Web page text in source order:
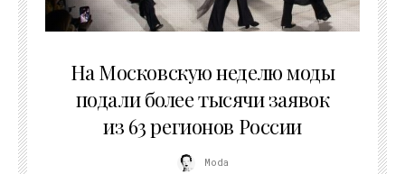
На Московскую неделю моды
подали более тысячи заявок
из 63 регионов России
Moda